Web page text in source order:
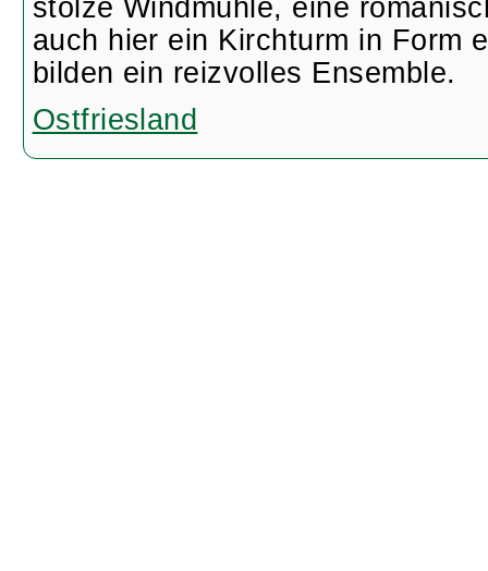
stolze Windmühle, eine
auch hier ein Kirchturm in Form
bilden ein reizvolles Ensemble.
Ostfriesland